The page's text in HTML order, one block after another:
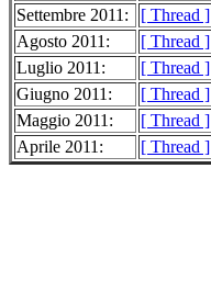
Settembre 2011:
[ Thread ]
Agosto 2011:
[ Thread ]
Luglio 2011:
[ Thread ]
Giugno 2011:
[ Thread ]
Maggio 2011:
[ Thread ]
Aprile 2011:
[ Thread ]